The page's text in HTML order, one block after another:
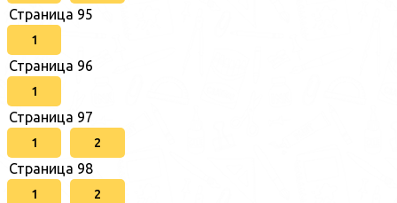
Страница 95
1
Страница 96
1
Страница 97
1 2
Страница 98
1 2